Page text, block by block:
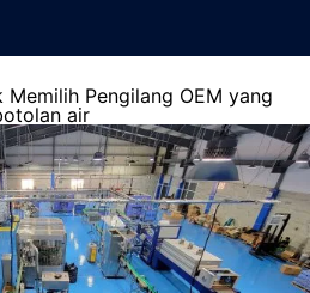
Pengilang OEM yang
air